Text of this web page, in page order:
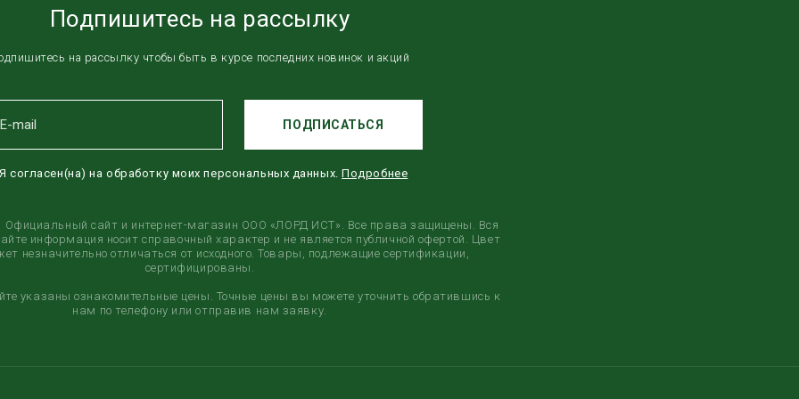
Подпишитесь на рассылку
на рассылку чтобы быть в курсе последних новинок и акций
Я согласен(на) на обработку моих персональных данных.Подробнее
ПОДПИСАТЬСЯ
Официальный сайт и интернет-магазин ООО «ЛОРД ИСТ». Все права защищены. Вся
информация носит справочный характер и не является публичной офертой. Цвет
незначительно отличаться от исходного. Товары, подлежащие сертификации,
сертифицированы.
указаны ознакомительные цены. Точные цены вы можете уточнить обратившись к
нам по телефону или отправив нам заявку.